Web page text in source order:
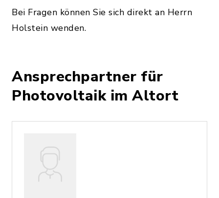
Bei Fragen können Sie sich direkt an Herrn
Holstein wenden.
Ansprechpartner für
Photovoltaik im Altort